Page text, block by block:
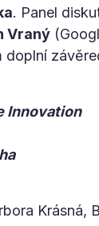
. Panel
Vraný
doplní
Innovation
Krásná,